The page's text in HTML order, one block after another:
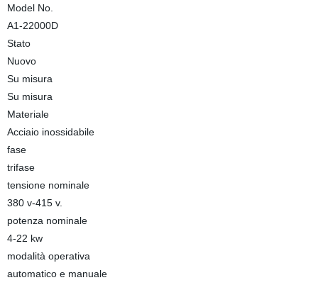
Model No.
A1-22000D
Stato
Nuovo
Su misura
Su misura
Materiale
Acciaio inossidabile
fase
trifase
tensione nominale
380 v-415 v.
potenza nominale
4-22 kw
modalità operativa
automatico e manuale